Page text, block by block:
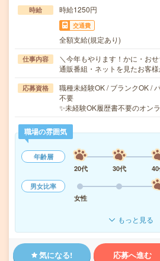
時給 時給1250円
交通費
全額支給(規定あり)
仕事内容
＼今年もやります！かに・お
通販番組・ネットを見たお客
応募資格
職種未経験OK / ブランクOK /
不要
✨未経験OK履歴書不要のオン
職場の雰囲気
年齢層
20代
30代
男女比率
女性
もっと見る
気になる! 応募へ進む